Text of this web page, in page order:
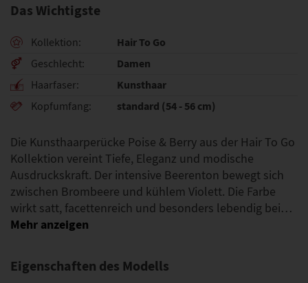
Das Wichtigste
Kollektion Hair To Go
Geschlecht Damen
Haarfaser Kunsthaar
Kopfumfang standard (54 - 56 cm)
Die Kunsthaarperücke Poise & Berry aus der Hair To Go
Kollektion vereint Tiefe, Eleganz und modische
Ausdruckskraft. Der intensive Beerenton bewegt sich
zwischen Brombeere und kühlem Violett. Die Farbe
wirkt satt, facettenreich und besonders lebendig bei…
Eigenschaften des Modells